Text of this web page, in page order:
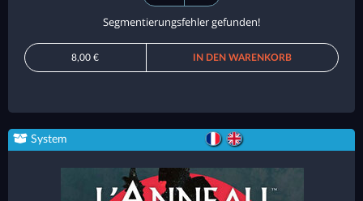
Segmentierungsfehler gefunden!
8,00 € IN DEN WARENKORB
System